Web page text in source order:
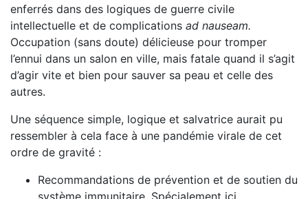
enferrés dans des logiques de guerre civile
intellectuelle et de complications ad nauseam.
Occupation (sans doute) délicieuse pour tromper
l’ennui dans un salon en ville, mais fatale quand il s’agit
d’agir vite et bien pour sauver sa peau et celle des
autres.
Une séquence simple, logique et salvatrice aurait pu
ressem­bler à cela face à une pandémie virale de cet
ordre de gravité :
Recommandations de prévention et de soutien du
sys­tème immunitaire. Spécialement ici,